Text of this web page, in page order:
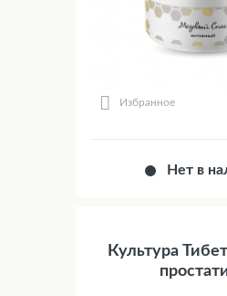
Избранное
Нет в
Культура